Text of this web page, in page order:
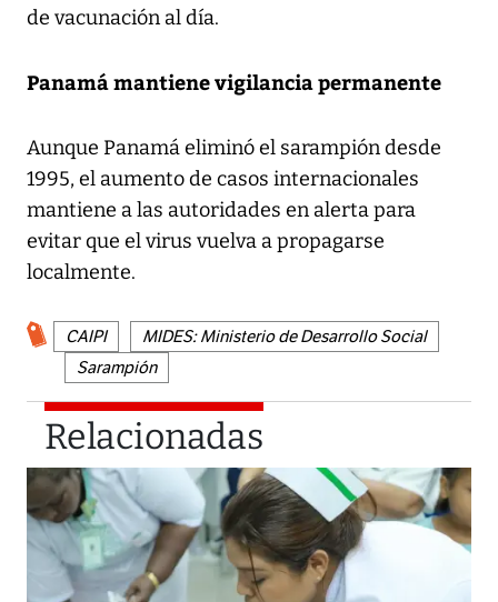
de vacunación al día.
Panamá mantiene vigilancia permanente
Aunque Panamá eliminó el sarampión desde
1995, el aumento de casos internacionales
mantiene a las autoridades en alerta para
evitar que el virus vuelva a propagarse
localmente.
CAIPI
MIDES: Ministerio de Desarrollo Social
Sarampión
Relacionadas